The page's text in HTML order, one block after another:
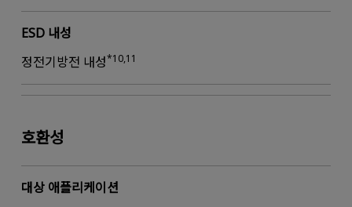
ESD 내성
정전기방전 내성*10,11
호환성
대상 애플리케이션